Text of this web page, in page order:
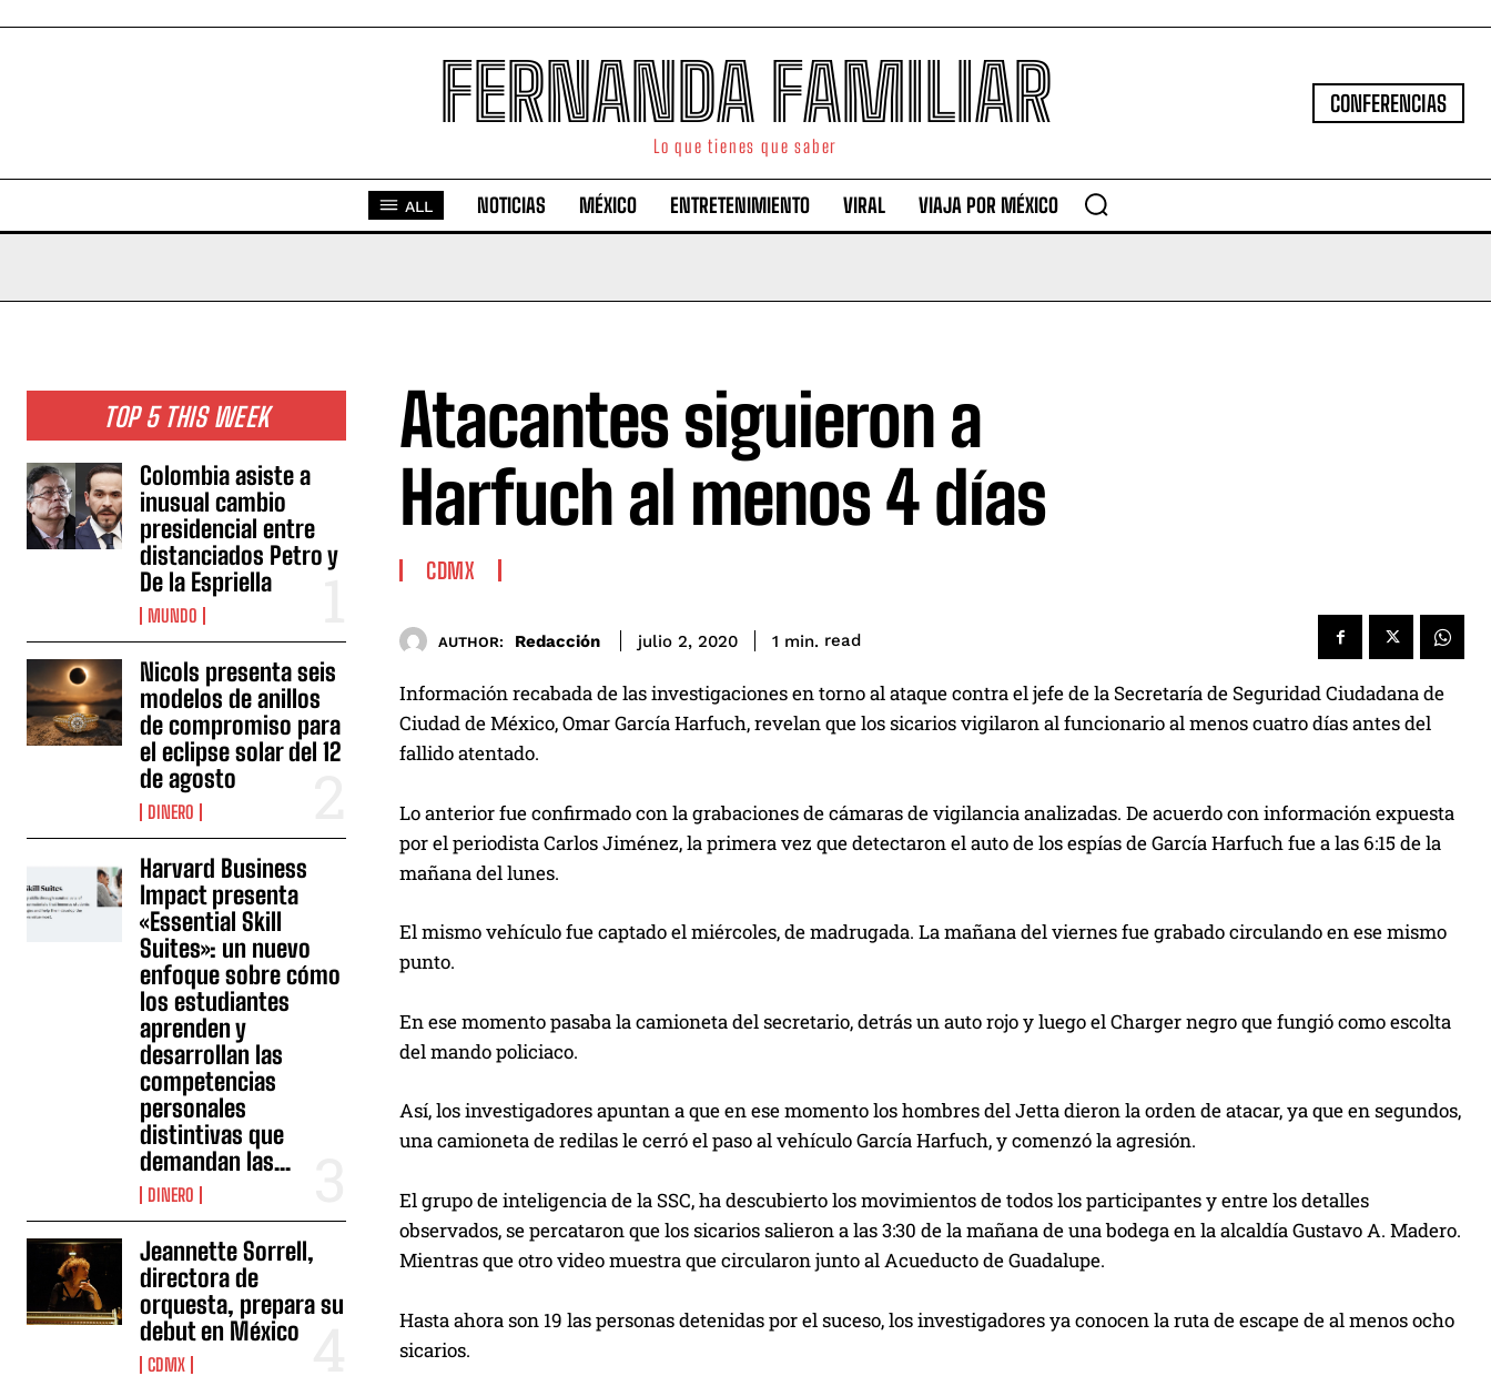
FERNANDA FAMILIAR
Lo que tienes que saber
CONFERENCIAS
ALL NOTICIAS MÉXICO ENTRETENIMIENTO VIRAL VIAJA POR MÉXICO
TOP 5 THIS WEEK
Colombia asiste a
inusual cambio
presidencial entre
distanciados Petro y
De la Espriella
MUNDO
Nicols presenta seis
modelos de anillos
de compromiso para
el eclipse solar del 12
de agosto
DINERO
Harvard Business
Impact presenta
«Essential Skill
Suites»: un nuevo
enfoque sobre cómo
los estudiantes
aprenden y
desarrollan las
competencias
personales
distintivas que
demandan las...
DINERO
Jeannette Sorrell,
directora de
orquesta, prepara su
debut en México
CDMX
Atacantes siguieron a
Harfuch al menos 4 días
CDMX
AUTHOR: Redacción julio 2, 2020 1 min. read
Información recabada de las investigaciones en torno al ataque contra el jefe de la Secretaría de Seguridad Ciudadana de
Ciudad de México, Omar García Harfuch, revelan que los sicarios vigilaron al funcionario al menos cuatro días antes del
fallido atentado.
Lo anterior fue confirmado con la grabaciones de cámaras de vigilancia analizadas. De acuerdo con información expuesta
por el periodista Carlos Jiménez, la primera vez que detectaron el auto de los espías de García Harfuch fue a las 6:15 de la
mañana del lunes.
El mismo vehículo fue captado el miércoles, de madrugada. La mañana del viernes fue grabado circulando en ese mismo
punto.
En ese momento pasaba la camioneta del secretario, detrás un auto rojo y luego el Charger negro que fungió como escolta
del mando policiaco.
Así, los investigadores apuntan a que en ese momento los hombres del Jetta dieron la orden de atacar, ya que en segundos,
una camioneta de redilas le cerró el paso al vehículo García Harfuch, y comenzó la agresión.
El grupo de inteligencia de la SSC, ha descubierto los movimientos de todos los participantes y entre los detalles
observados, se percataron que los sicarios salieron a las 3:30 de la mañana de una bodega en la alcaldía Gustavo A. Madero.
Mientras que otro video muestra que circularon junto al Acueducto de Guadalupe.
Hasta ahora son 19 las personas detenidas por el suceso, los investigadores ya conocen la ruta de escape de al menos ocho
sicarios.